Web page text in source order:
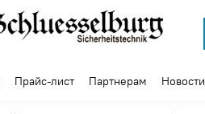
Прайс-лист Партнерам Новости